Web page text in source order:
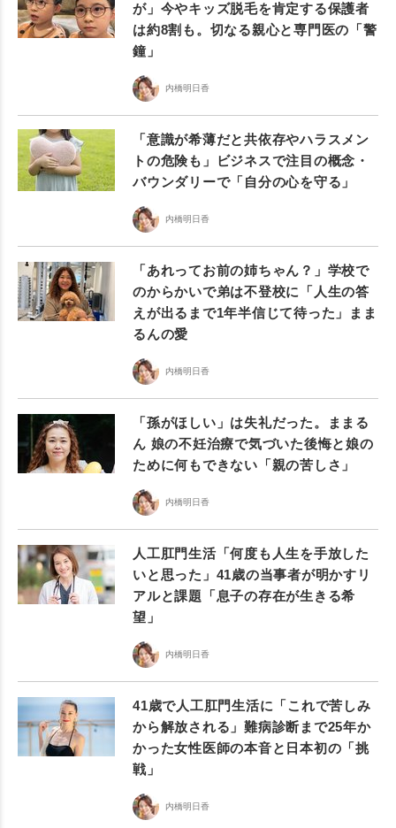
が」今やキッズ脱毛を肯定する保護者
は約8割も。切なる親心と専門医の「警
鐘」
内橋明日香
「意識が希薄だと共依存やハラスメン
トの危険も」ビジネスで注目の概念・
バウンダリーで「自分の心を守る」
内橋明日香
「あれってお前の姉ちゃん？」学校で
のからかいで弟は不登校に「人生の答
えが出るまで1年半信じて待った」まま
るんの愛
内橋明日香
「孫がほしい」は失礼だった。ままる
ん 娘の不妊治療で気づいた後悔と娘の
ために何もできない「親の苦しさ」
内橋明日香
人工肛門生活「何度も人生を手放した
いと思った」41歳の当事者が明かすリ
アルと課題「息子の存在が生きる希
望」
内橋明日香
41歳で人工肛門生活に「これで苦しみ
から解放される」難病診断まで25年か
かった女性医師の本音と日本初の「挑
戦」
内橋明日香